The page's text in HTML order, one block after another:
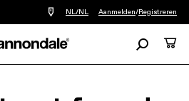
Vind
een
bij
in
NL/NL Aanmelden/Registreren
ZoekenCart